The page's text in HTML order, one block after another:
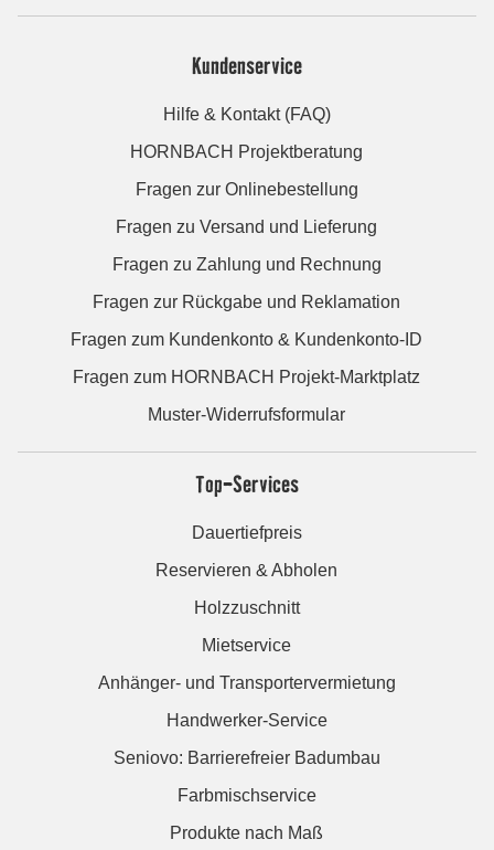
Kundenservice
Hilfe & Kontakt (FAQ)
HORNBACH Projektberatung
Fragen zur Onlinebestellung
Fragen zu Versand und Lieferung
Fragen zu Zahlung und Rechnung
Fragen zur Rückgabe und Reklamation
Fragen zum Kundenkonto & Kundenkonto-ID
Fragen zum HORNBACH Projekt-Marktplatz
Muster-Widerrufsformular
Top-Services
Dauertiefpreis
Reservieren & Abholen
Holzzuschnitt
Mietservice
Anhänger- und Transportervermietung
Handwerker-Service
Seniovo: Barrierefreier Badumbau
Farbmischservice
Produkte nach Maß